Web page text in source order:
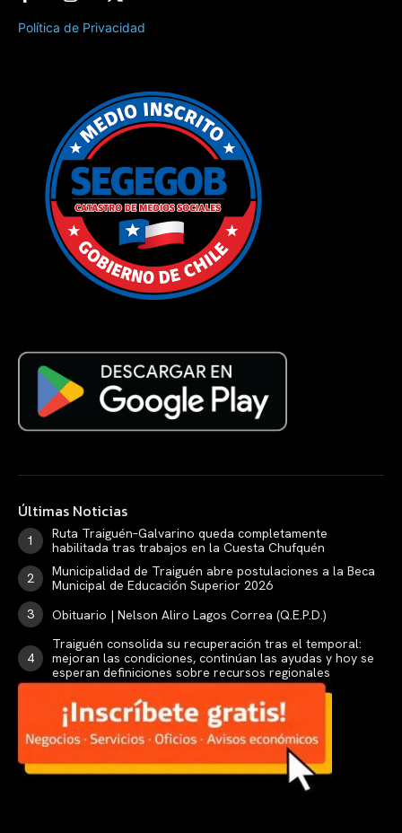
Política de Privacidad
Últimas Noticias
Ruta Traiguén–Galvarino queda completamente
habilitada tras trabajos en la Cuesta Chufquén
Municipalidad de Traiguén abre postulaciones a la Beca
Municipal de Educación Superior 2026
Obituario | Nelson Aliro Lagos Correa (Q.E.P.D.)
Traiguén consolida su recuperación tras el temporal:
mejoran las condiciones, continúan las ayudas y hoy se
esperan definiciones sobre recursos regionales